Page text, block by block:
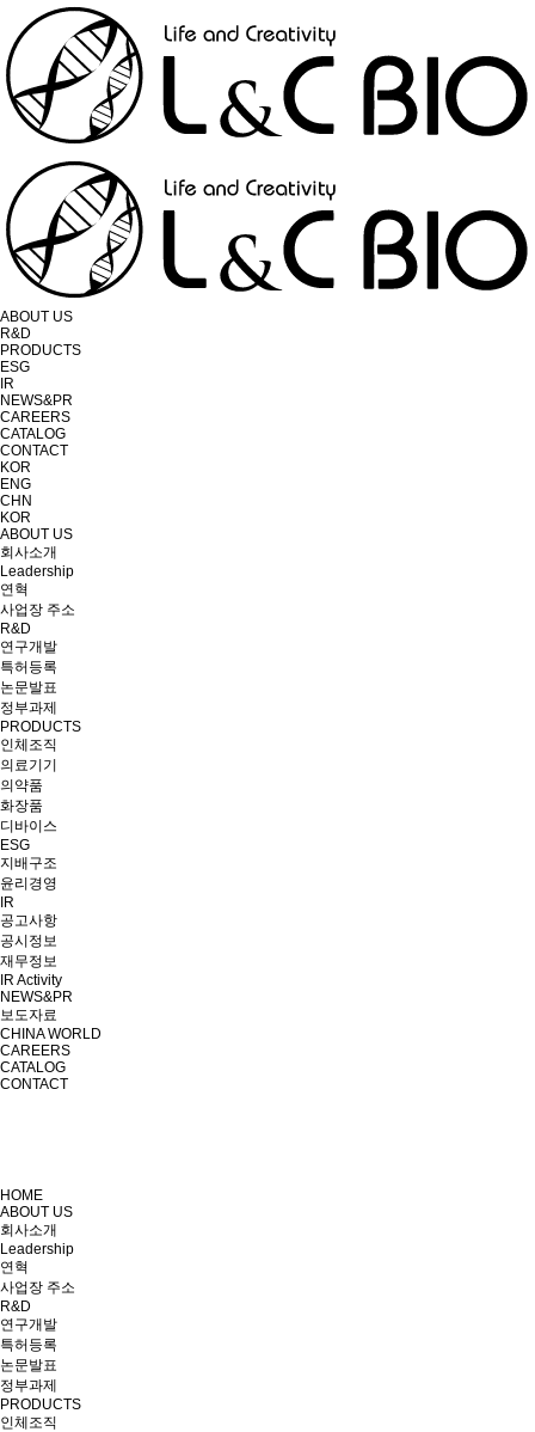
ABOUT US
R&D
PRODUCTS
ESG
IR
NEWS&PR
CAREERS
CATALOG
CONTACT
KOR
ENG
CHN
KOR
ABOUT US
회사소개
Leadership
연혁
사업장 주소
R&D
연구개발
특허등록
논문발표
정부과제
PRODUCTS
인체조직
의료기기
의약품
화장품
디바이스
ESG
지배구조
윤리경영
IR
공고사항
공시정보
재무정보
IR Activity
NEWS&PR
보도자료
CHINA WORLD
CAREERS
CATALOG
CONTACT
HOME
ABOUT US
회사소개
Leadership
연혁
사업장 주소
R&D
연구개발
특허등록
논문발표
정부과제
PRODUCTS
인체조직